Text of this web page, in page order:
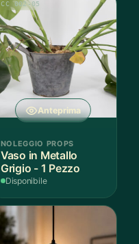
Anteprima
CC 002-05
NOLEGGIO PROPS
Vaso in Metallo
Grigio - 1 Pezzo
Disponibile